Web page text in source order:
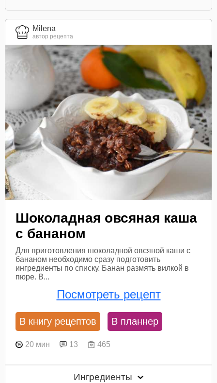
Milena
автор рецепта
Шоколадная овсяная каша
с бананом
Для приготовления шоколадной овсяной каши с
бананом необходимо сразу подготовить
ингредиенты по списку. Банан размять вилкой в
пюре. В...
Посмотреть рецепт
В книгу рецептов В планнер
20 мин 13 465
Ингредиенты